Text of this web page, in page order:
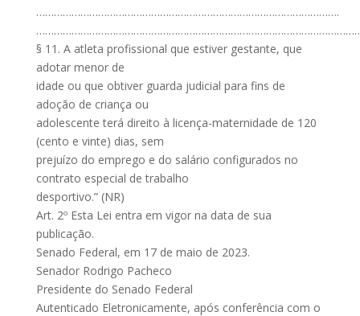
………………………………………………………………………………………….
§ 11. A atleta profissional que estiver gestante, que
adotar menor de
idade ou que obtiver guarda judicial para fins de
adoção de criança ou
adolescente terá direito à licença-maternidade de 120
(cento e vinte) dias, sem
prejuízo do emprego e do salário configurados no
contrato especial de trabalho
desportivo.” (NR)
Art. 2º Esta Lei entra em vigor na data de sua
publicação.
Senado Federal, em 17 de maio de 2023.
Senador Rodrigo Pacheco
Presidente do Senado Federal
Autenticado Eletronicamente, após conferência com o